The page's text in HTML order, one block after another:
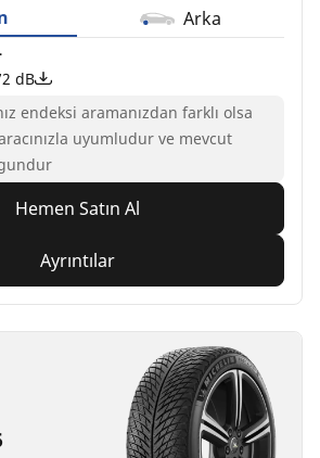
Arka
dB
endeksi aramanızdan farklı olsa
uyumludur ve mevcut
Hemen Satın Al
Ayrıntılar